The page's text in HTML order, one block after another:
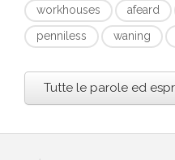
workhouses
afeard
penniless
waning
Tutte le parole ed